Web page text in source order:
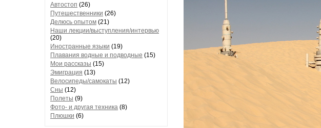
Автостоп (26)
Путешественники (26)
Делюсь опытом (21)
Наши лекции/выступления/интервью
(20)
Иностранные языки (19)
Плавания водные и подводные (15)
Мои рассказы (15)
Эмиграция (13)
Велосипеды/самокаты (12)
Сны (12)
Полеты (9)
Фото- и другая техника (8)
Плюшки (6)